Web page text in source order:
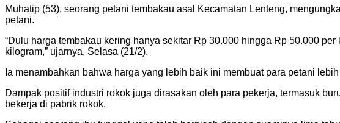
Muhatip (53), seorang petani tembakau asal Kecamatan Lenteng,
petani.
“Dulu harga tembakau kering hanya sekitar Rp 30.000 hingga Rp 50.000
kilogram,” ujarnya, Selasa (21/2).
Ia menambahkan bahwa harga yang lebih baik ini membuat para petani
Dampak positif industri rokok juga dirasakan oleh para pekerja, termasuk
bekerja di pabrik rokok.